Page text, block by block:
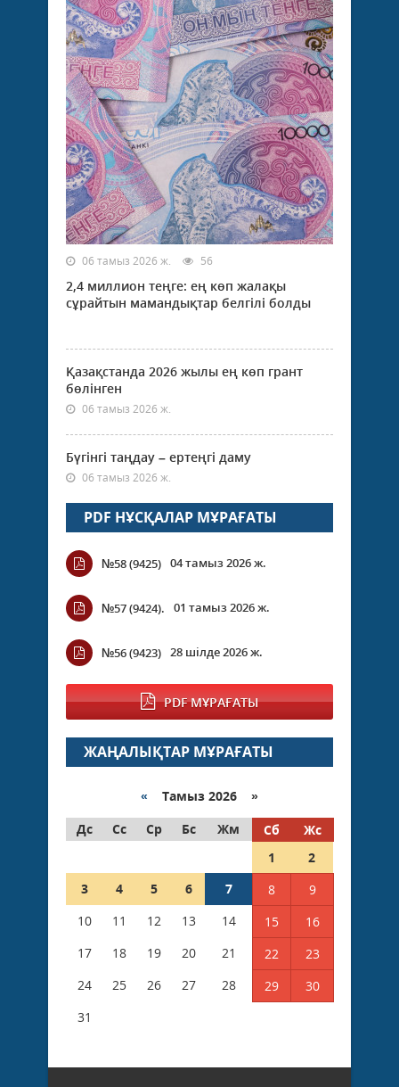
06 тамыз 2026 ж. 56
2,4 миллион теңге: ең көп жалақы
сұрайтын мамандықтар белгілі болды
Қазақстанда 2026 жылы ең көп грант
бөлінген
06 тамыз 2026 ж.
Бүгінгі таңдау – ертеңгі даму
06 тамыз 2026 ж.
PDF НҰСҚАЛАР МҰРАҒАТЫ
№58 (9425) 04 тамыз 2026 ж.
№57 (9424). 01 тамыз 2026 ж.
№56 (9423) 28 шілде 2026 ж.
PDF МҰРАҒАТЫ
ЖАҢАЛЫҚТАР МҰРАҒАТЫ
« Тамыз 2026 »
Дс
Сс Ср Бс Жм Сб
Жс
1
2
3
4 5 6 7 8
9
10
11 12 13 14 15
16
17
18 19 20 21 22
23
24
25 26 27 28 29
30
31